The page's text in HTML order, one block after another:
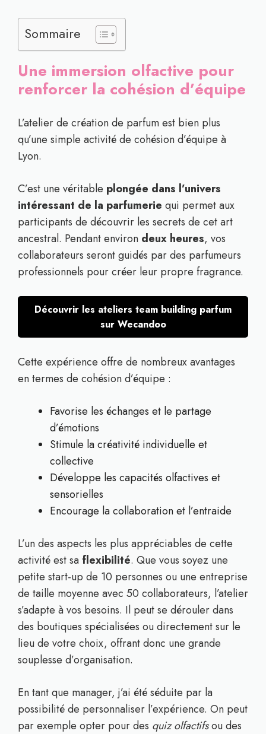
Sommaire
Une immersion olfactive pour
renforcer la cohésion d’équipe
L’atelier de création de parfum est bien plus
qu’une simple activité de cohésion d’équipe à
Lyon.
C’est une véritable plongée dans l’univers
intéressant de la parfumerie qui permet aux
participants de découvrir les secrets de cet art
ancestral. Pendant environ deux heures, vos
collaborateurs seront guidés par des parfumeurs
professionnels pour créer leur propre fragrance.
Découvrir les ateliers team building parfum
sur Wecandoo
Cette expérience offre de nombreux avantages
en termes de cohésion d’équipe :
Favorise les échanges et le partage
d’émotions
Stimule la créativité individuelle et
collective
Développe les capacités olfactives et
sensorielles
Encourage la collaboration et l’entraide
L’un des aspects les plus appréciables de cette
activité est sa flexibilité. Que vous soyez une
petite start-up de 10 personnes ou une entreprise
de taille moyenne avec 50 collaborateurs, l’atelier
s’adapte à vos besoins. Il peut se dérouler dans
des boutiques spécialisées ou directement sur le
lieu de votre choix, offrant donc une grande
souplesse d’organisation.
En tant que manager, j’ai été séduite par la
possibilité de personnaliser l’expérience. On peut
par exemple opter pour des quiz olfactifsou des